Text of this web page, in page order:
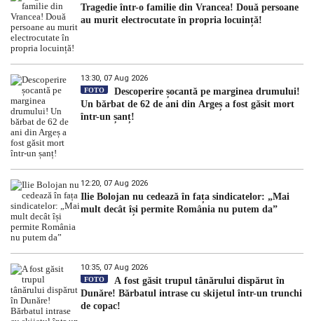
Tragedie într-o familie din Vrancea! Două persoane
au murit electrocutate în propria locuință!
13:30, 07 Aug 2026
FOTO
Descoperire șocantă pe marginea drumului!
Un bărbat de 62 de ani din Argeș a fost găsit mort
într-un șanț!
12:20, 07 Aug 2026
Ilie Bolojan nu cedează în fața sindicatelor: „Mai
mult decât își permite România nu putem da”
10:35, 07 Aug 2026
FOTO
A fost găsit trupul tânărului dispărut în
Dunăre! Bărbatul intrase cu skijetul într-un trunchi
de copac!